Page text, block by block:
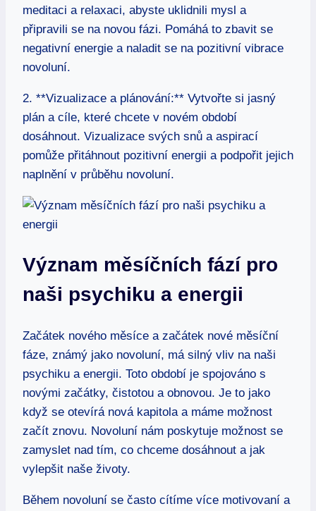
meditaci a relaxaci, abyste uklidnili mysl a
připravili se na novou fázi. Pomáhá to zbavit se
negativní energie a naladit se na pozitivní vibrace
novoluní.
2. **Vizualizace a plánování:** Vytvořte si jasný
plán a cíle, které chcete v novém období
dosáhnout. Vizualizace svých snů a aspirací
pomůže přitáhnout pozitivní energii a podpořit jejich
naplnění v průběhu novoluní.
Význam měsíčních fází pro
naši psychiku a energii
Začátek nového měsíce a začátek nové měsíční
fáze, známý jako novoluní, má silný vliv na naši
psychiku a energii. Toto období je spojováno s
novými začátky, čistotou a obnovou. Je to jako
když se otevírá nová kapitola a máme možnost
začít znovu. Novoluní nám poskytuje možnost se
zamyslet nad tím, co chceme dosáhnout a jak
vylepšit naše životy.
Během novoluní se často cítíme více motivovaní a